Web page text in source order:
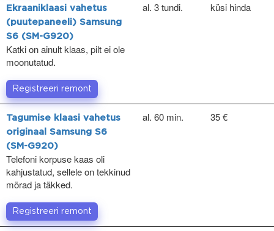
Ekraaniklaasi vahetus
(puutepaneeli) Samsung
S6 (SM-G920)
Katki on ainult klaas, pilt ei ole
moonutatud.
al. 3 tundi. küsi hinda
Registreeri remont
Tagumise klaasi vahetus
originaal Samsung S6
(SM-G920)
Telefoni korpuse kaas oli
kahjustatud, sellele on tekkinud
mõrad ja täkked.
al. 60 min. 35 €
Registreeri remont